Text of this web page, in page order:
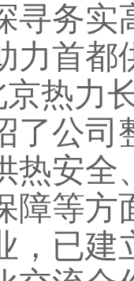
寻务实
力首都
热力
了公司
热安全
障等方
，已建